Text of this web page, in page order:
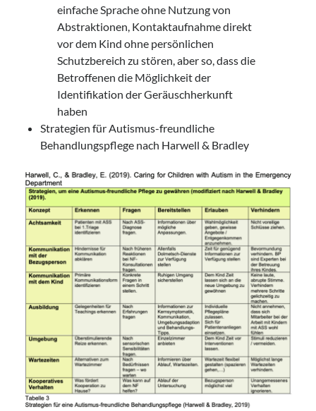
einfache Sprache ohne Nutzung von
Abstraktionen, Kontaktaufnahme direkt
vor dem Kind ohne persönlichen
Schutzbereich zu stören, aber so, dass die
Betroffenen die Möglichkeit der
Identifikation der Geräuschherkunft
haben
Strategien für Autismus-freundliche
Behandlungspflege nach Harwell & Bradley